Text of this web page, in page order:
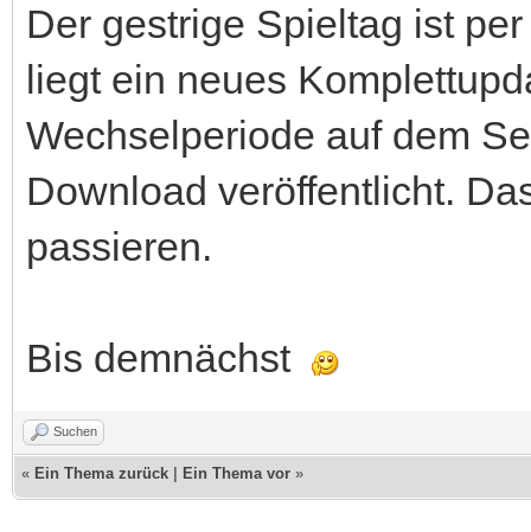
Der gestrige Spieltag ist
liegt ein neues
Wechselperiode auf dem
Download veröffentlicht.
passieren.
Bis demnächst
Suchen
« Ein Thema zurück Ein Thema vor »